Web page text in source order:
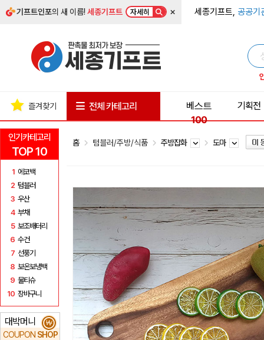
기프트인포의 새 이름!세종기프트 자세히 × 세종기프트, 공공기
인기카테고리
TOP 10
1 에코백
2 텀블러
3 우산
4 부채
5 보조배터리
6 수건
7 선풍기
8 보온보냉백
9 물티슈
10 장바구니
대박머니
COUPON SHOP
₩
즐겨찾기 전체 카테고리
베스트
100
기획전
홈 텀블러/주방/식품 주방잡화 도마